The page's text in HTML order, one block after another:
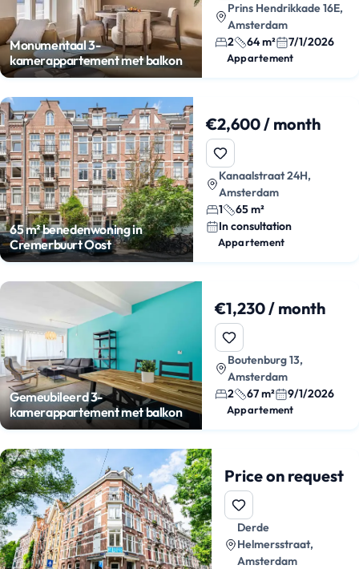
Monumentaal 3-
kamerappartement met balkon
Prins Hendrikkade 16E,
Amsterdam
2
64 m² 7/1/2026
Appartement
65 m² benedenwoning in
Cremerbuurt Oost
€2,600 / month
Kanaalstraat 24H,
Amsterdam
1
65 m²
In consultation
Appartement
Gemeubileerd 3-
kamerappartement met balkon
€1,230 / month
Boutenburg 13,
Amsterdam
2
67 m² 9/1/2026
Appartement
Price on request
Derde
Helmersstraat,
Amsterdam